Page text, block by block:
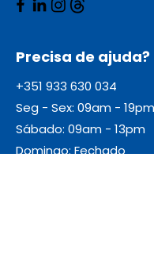
Precisa de ajuda?
+351 933 630 034
Seg - Sex: 09am - 19pm
Sábado: 09am - 13pm
Domingo: Fechado